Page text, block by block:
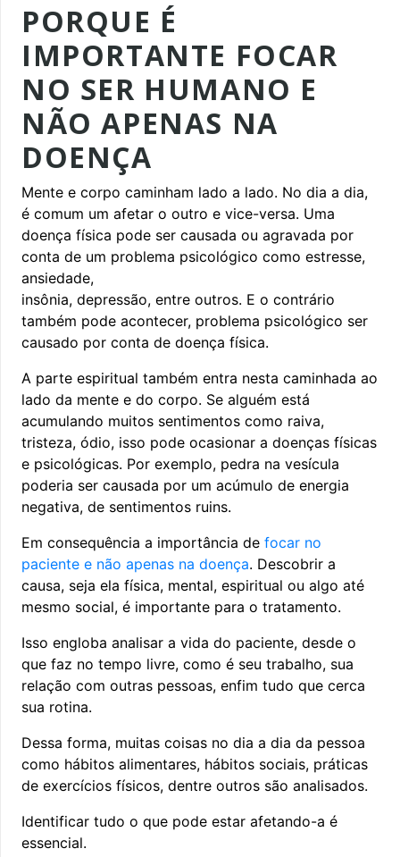
PORQUE É
IMPORTANTE FOCAR
NO SER HUMANO E
NÃO APENAS NA
DOENÇA
Mente e corpo caminham lado a lado. No dia a dia,
é comum um afetar o outro e vice-versa. Uma
doença física pode ser causada ou agravada por
conta de um problema psicológico como estresse,
ansiedade,
insônia, depressão, entre outros. E o contrário
também pode acontecer, problema psicológico ser
causado por conta de doença física.
A parte espiritual também entra nesta caminhada ao
lado da mente e do corpo. Se alguém está
acumulando muitos sentimentos como raiva,
tristeza, ódio, isso pode ocasionar a doenças físicas
e psicológicas. Por exemplo, pedra na vesícula
poderia ser causada por um acúmulo de energia
negativa, de sentimentos ruins.
Em consequência a importância de focar no
paciente e não apenas na doença. Descobrir a
causa, seja ela física, mental, espiritual ou algo até
mesmo social, é importante para o tratamento.
Isso engloba analisar a vida do paciente, desde o
que faz no tempo livre, como é seu trabalho, sua
relação com outras pessoas, enfim tudo que cerca
sua rotina.
Dessa forma, muitas coisas no dia a dia da pessoa
como hábitos alimentares, hábitos sociais, práticas
de exercícios físicos, dentre outros são analisados.
Identificar tudo o que pode estar afetando-a é
essencial.